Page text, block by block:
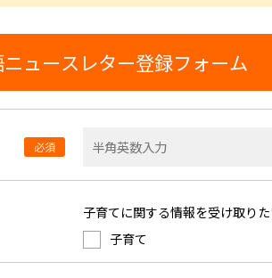
ュースレター登録フォーム
必須
子育てに関する情報を受け取り
子育て